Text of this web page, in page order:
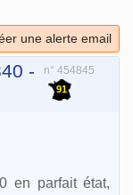
une alerte email
-
n° 454845
91
en parfait état,